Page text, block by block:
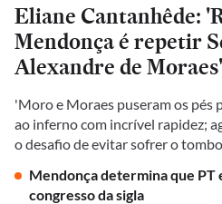
Eliane Cantanhêde:
Mendonça é repetir
Alexandre de Moraes'
'Moro e Moraes puseram os pés
ao inferno com incrível rapidez;
o desafio de evitar sofrer o
Mendonça determina que
congresso da sigla